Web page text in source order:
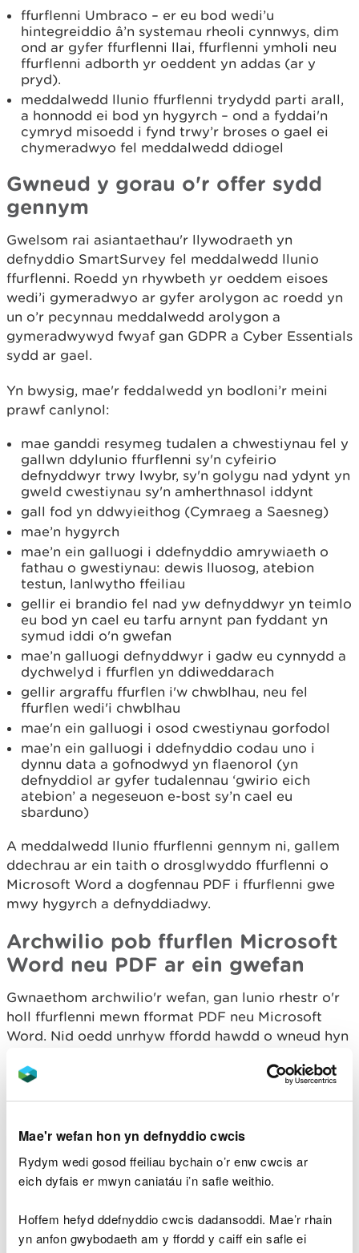
Mae'r wefan hon yn defnyddio cwcis
Rydym wedi gosod ffeiliau bychain o’r enw cwcis ar
eich dyfais er mwyn caniatáu i’n safle weithio.
Hoffem hefyd ddefnyddio cwcis dadansoddi. Mae’r rhain
yn anfon gwybodaeth am y ffordd y caiff ein safle ei
ffurflenni Umbraco – er eu bod wedi’u
hintegreiddio â’n systemau rheoli cynnwys, dim
ond ar gyfer ffurflenni llai, ffurflenni ymholi neu
ffurflenni adborth yr oeddent yn addas (ar y
pryd).
meddalwedd llunio ffurflenni trydydd parti arall,
a honnodd ei bod yn hygyrch – ond a fyddai'n
cymryd misoedd i fynd trwy’r broses o gael ei
chymeradwyo fel meddalwedd ddiogel
Gwneud y gorau o'r offer sydd
gennym
Gwelsom rai asiantaethau'r llywodraeth yn
defnyddio SmartSurvey fel meddalwedd llunio
ffurflenni. Roedd yn rhywbeth yr oeddem eisoes
wedi’i gymeradwyo ar gyfer arolygon ac roedd yn
un o’r pecynnau meddalwedd arolygon a
gymeradwywyd fwyaf gan GDPR a Cyber Essentials
sydd ar gael.
Yn bwysig, mae'r feddalwedd yn bodloni’r meini
prawf canlynol:
mae ganddi resymeg tudalen a chwestiynau fel y
gallwn ddylunio ffurflenni sy'n cyfeirio
defnyddwyr trwy lwybr, sy'n golygu nad ydynt yn
gweld cwestiynau sy'n amherthnasol iddynt
gall fod yn ddwyieithog (Cymraeg a Saesneg)
mae’n hygyrch
mae’n ein galluogi i ddefnyddio amrywiaeth o
fathau o gwestiynau: dewis lluosog, atebion
testun, lanlwytho ffeiliau
gellir ei brandio fel nad yw defnyddwyr yn teimlo
eu bod yn cael eu tarfu arnynt pan fyddant yn
symud iddi o'n gwefan
mae’n galluogi defnyddwyr i gadw eu cynnydd a
dychwelyd i ffurflen yn ddiweddarach
gellir argraffu ffurflen i'w chwblhau, neu fel
ffurflen wedi'i chwblhau
mae'n ein galluogi i osod cwestiynau gorfodol
mae’n ein galluogi i ddefnyddio codau uno i
dynnu data a gofnodwyd yn flaenorol (yn
defnyddiol ar gyfer tudalennau ‘gwirio eich
atebion’ a negeseuon e-bost sy’n cael eu
sbarduno)
A meddalwedd llunio ffurflenni gennym ni, gallem
ddechrau ar ein taith o drosglwyddo ffurflenni o
Microsoft Word a dogfennau PDF i ffurflenni gwe
mwy hygyrch a defnyddiadwy.
Archwilio pob ffurflen Microsoft
Word neu PDF ar ein gwefan
Gwnaethom archwilio'r wefan, gan lunio rhestr o'r
holl ffurflenni mewn fformat PDF neu Microsoft
Word. Nid oedd unrhyw ffordd hawdd o wneud hyn
ar gyfer ffurflenni yn llyfrgell y cyfryngau, felly fe
y math o ddogfen (Microsoft Word neu Microsoft
Excel)
dolen i'r ddogfen yn ein system rheoli cynnwys
defnyddiwr (roedd gan lawer o ffurflenni enwau
mewnol)